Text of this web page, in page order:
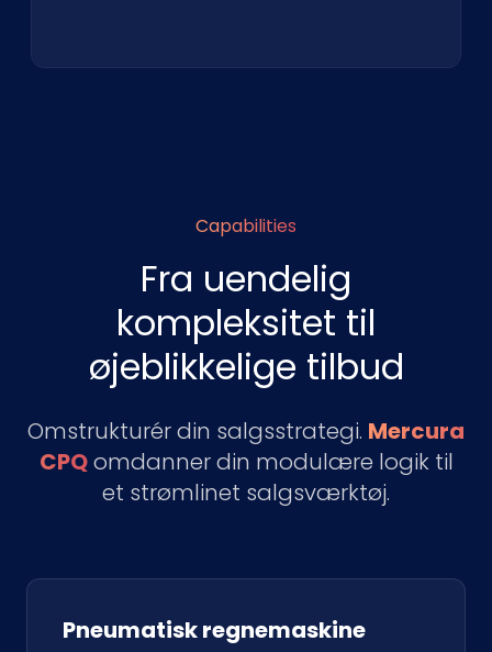
Capabilities
Fra uendelig
kompleksitet til
øjeblikkelige tilbud
Omstrukturér din salgsstrategi. Mercura
CPQomdanner din modulære logik til
et strømlinet salgsværktøj.
Pneumatisk regnemaskine